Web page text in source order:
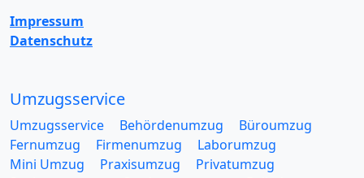
Impressum
Datenschutz
Umzugsservice
Umzugsservice Behördenumzug
Büroumzug
Fernumzug
Firmenumzug
Laborumzug
Mini Umzug
Praxisumzug
Privatumzug